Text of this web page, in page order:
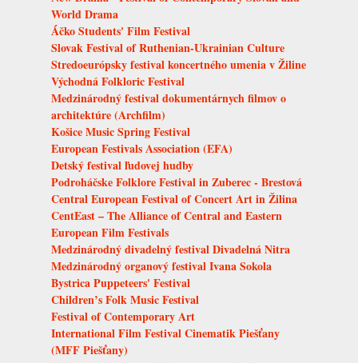
World Drama
Áčko Students' Film Festival
Slovak Festival of Ruthenian-Ukrainian Culture
Stredoeurópsky festival koncertného umenia v Žiline
Východná Folkloric Festival
Medzinárodný festival dokumentárnych filmov o
architektúre (Archfilm)
Košice Music Spring Festival
European Festivals Association (EFA)
Detský festival ľudovej hudby
Podroháčske Folklore Festival in Zuberec - Brestová
Central European Festival of Concert Art in Žilina
CentEast – The Alliance of Central and Eastern
European Film Festivals
Medzinárodný divadelný festival Divadelná Nitra
Medzinárodný organový festival Ivana Sokola
Bystrica Puppeteers' Festival
Children’s Folk Music Festival
Festival of Contemporary Art
International Film Festival Cinematik Piešťany
(MFF Piešťany)